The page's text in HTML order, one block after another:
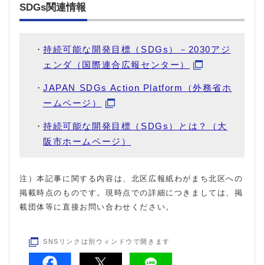
SDGs関連情報
持続可能な開発目標（SDGs）－2030アジ
ェンダ（国際連合広報センター）
JAPAN SDGs Action Platform（外務省ホ
ームページ）
持続可能な開発目標（SDGs）とは？（大
阪市ホームページ）
注）本記事に関する内容は、北区広報紙わがまち北区への
掲載時点のものです。現時点での詳細につきましては、掲
載団体等に直接お問い合わせください。
SNSリンクは別ウィンドウで開きます